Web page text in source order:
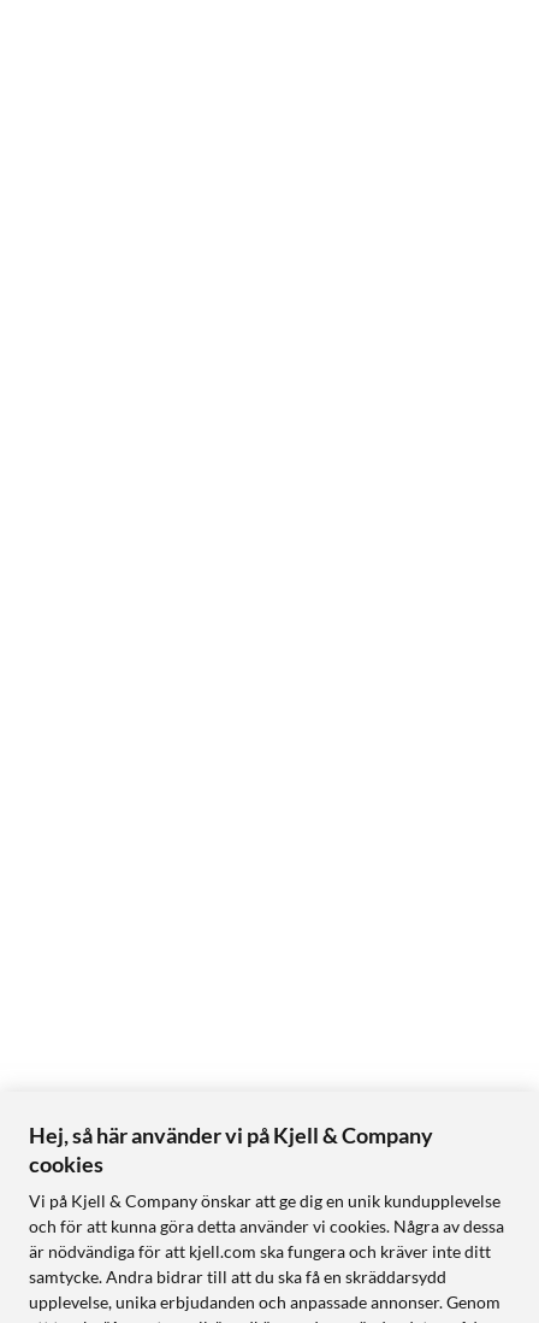
Hej, så här använder vi på Kjell & Company
cookies
Vi på Kjell & Company önskar att ge dig en unik kundupplevelse
och för att kunna göra detta använder vi cookies. Några av dessa
är nödvändiga för att kjell.com ska fungera och kräver inte ditt
samtycke. Andra bidrar till att du ska få en skräddarsydd
upplevelse, unika erbjudanden och anpassade annonser. Genom